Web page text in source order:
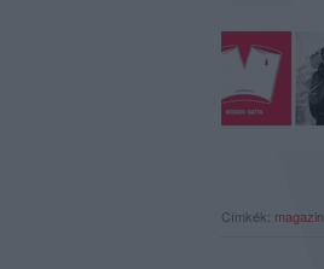
Címkék: magazin